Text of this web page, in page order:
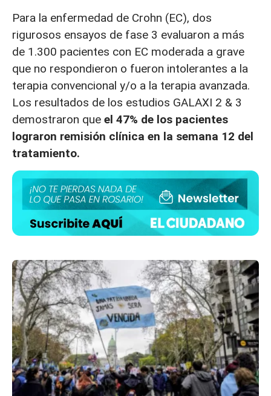
Para la enfermedad de Crohn (EC), dos
rigurosos ensayos de fase 3 evaluaron a más
de 1.300 pacientes con EC moderada a grave
que no respondieron o fueron intolerantes a la
terapia convencional y/o a la terapia avanzada.
Los resultados de los estudios GALAXI 2 & 3
demostraron que el 47% de los pacientes
lograron remisión clínica en la semana 12 del
tratamiento.